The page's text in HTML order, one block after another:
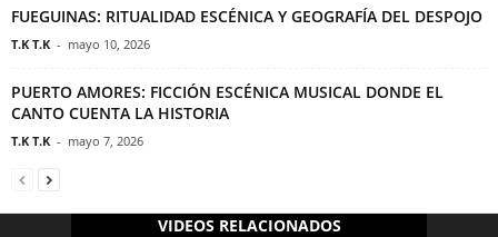
FUEGUINAS: RITUALIDAD ESCÉNICA Y GEOGRAFÍA DEL DESPOJO
T.K T.K - mayo 10, 2026
PUERTO AMORES: FICCIÓN ESCÉNICA MUSICAL DONDE EL
CANTO CUENTA LA HISTORIA
T.K T.K - mayo 7, 2026
VIDEOS RELACIONADOS